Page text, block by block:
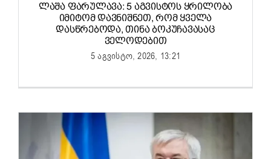
ᲚᲐᲨᲐ ᲤᲐᲠᲣᲚᲐᲕᲐ: 5 ᲐᲒᲕᲘᲡᲢᲝᲡ ᲧᲠᲘᲚᲝᲑᲐ
ᲘᲛᲘᲢᲝᲛ ᲓᲐᲕᲜᲘᲨᲜᲔᲗ, ᲠᲝᲛ ᲧᲕᲔᲚᲐ
ᲓᲐᲡᲬᲠᲔᲑᲝᲓᲐ, ᲗᲘᲜᲐ ᲑᲝᲙᲣᲩᲐᲕᲐᲡᲐᲪ
ᲕᲔᲚᲝᲓᲔᲑᲘᲗ
5 აგვისტო, 2026, 13:21